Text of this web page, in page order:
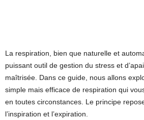
La respiration, bien que naturelle et
puissant outil de gestion du stress et
maîtrisée. Dans ce guide, nous allons
simple mais efficace de respiration qui
en toutes circonstances. Le principe
l’inspiration et l’expiration.